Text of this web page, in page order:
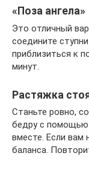
«Поза ангела»
Это отличный
соедините
приблизиться к
минут.
Растяжка
Станьте ровно,
бедру с помощью
вместе. Если вам
баланса.